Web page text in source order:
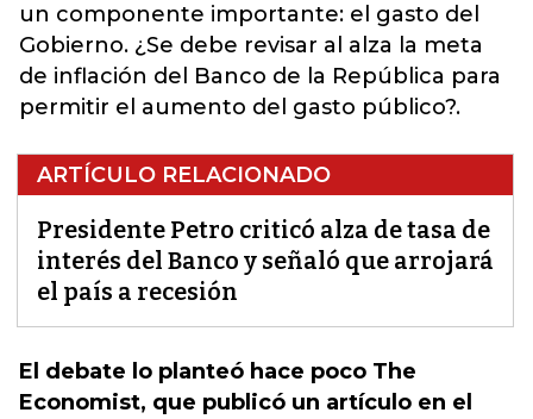
un componente importante: el gasto del
Gobierno. ¿Se debe revisar al alza la meta
de inflación del Banco de la República para
permitir el aumento del gasto público?.
ARTÍCULO RELACIONADO
Presidente Petro criticó alza de tasa de
interés del Banco y señaló que arrojará
el país a recesión
El debate lo planteó hace poco The
Economist, que publicó un artículo en el